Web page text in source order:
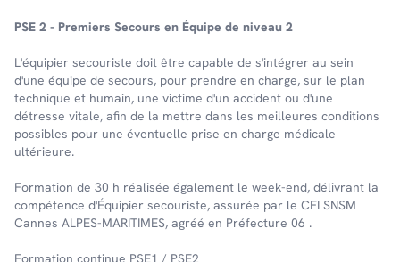
PSE 2 - Premiers Secours en Équipe de niveau 2
L'équipier secouriste doit être capable de s'intégrer au sein
d'une équipe de secours, pour prendre en charge, sur le plan
technique et humain, une victime d'un accident ou d'une
détresse vitale, afin de la mettre dans les meilleures conditions
possibles pour une éventuelle prise en charge médicale
ultérieure.
Formation de 30 h réalisée également le week-end, délivrant la
compétence d'Équipier secouriste, assurée par le CFI SNSM
Cannes ALPES-MARITIMES, agréé en Préfecture 06 .
Formation continue PSE1 / PSE2